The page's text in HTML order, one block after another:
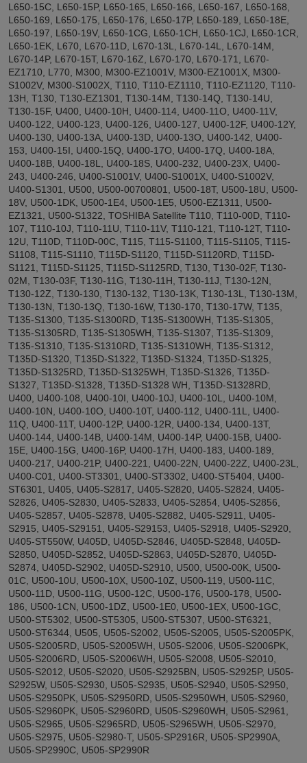
L650-15C, L650-15P, L650-165, L650-166, L650-167, L650-168,
L650-169, L650-175, L650-176, L650-17P, L650-189, L650-18E,
L650-197, L650-19V, L650-1CG, L650-1CH, L650-1CJ, L650-1CR,
L650-1EK, L670, L670-11D, L670-13L, L670-14L, L670-14M,
L670-14P, L670-15T, L670-16Z, L670-170, L670-171, L670-
EZ1710, L770, M300, M300-EZ1001V, M300-EZ1001X, M300-
S1002V, M300-S1002X, T110, T110-EZ1110, T110-EZ1120, T110-
13H, T130, T130-EZ1301, T130-14M, T130-14Q, T130-14U,
T130-15F, U400, U400-10H, U400-114, U400-11O, U400-11V,
U400-122, U400-123, U400-126, U400-127, U400-12F, U400-12Y,
U400-130, U400-13A, U400-13D, U400-13O, U400-142, U400-
153, U400-15I, U400-15Q, U400-17O, U400-17Q, U400-18A,
U400-18B, U400-18L, U400-18S, U400-232, U400-23X, U400-
243, U400-246, U400-S1001V, U400-S1001X, U400-S1002V,
U400-S1301, U500, U500-00700801, U500-18T, U500-18U, U500-
18V, U500-1DK, U500-1E4, U500-1E5, U500-EZ1311, U500-
EZ1321, U500-S1322, TOSHIBA Satellite T110, T110-00D, T110-
107, T110-10J, T110-11U, T110-11V, T110-121, T110-12T, T110-
12U, T110D, T110D-00C, T115, T115-S1100, T115-S1105, T115-
S1108, T115-S1110, T115D-S1120, T115D-S1120RD, T115D-
S1121, T115D-S1125, T115D-S1125RD, T130, T130-02F, T130-
02M, T130-03F, T130-11G, T130-11H, T130-11J, T130-12N,
T130-12Z, T130-130, T130-132, T130-13K, T130-13L, T130-13M,
T130-13N, T130-13Q, T130-16W, T130-170, T130-17W, T135,
T135-S1300, T135-S1300RD, T135-S1300WH, T135-S1305,
T135-S1305RD, T135-S1305WH, T135-S1307, T135-S1309,
T135-S1310, T135-S1310RD, T135-S1310WH, T135-S1312,
T135D-S1320, T135D-S1322, T135D-S1324, T135D-S1325,
T135D-S1325RD, T135D-S1325WH, T135D-S1326, T135D-
S1327, T135D-S1328, T135D-S1328 WH, T135D-S1328RD,
U400, U400-108, U400-10I, U400-10J, U400-10L, U400-10M,
U400-10N, U400-10O, U400-10T, U400-112, U400-11L, U400-
11Q, U400-11T, U400-12P, U400-12R, U400-134, U400-13T,
U400-144, U400-14B, U400-14M, U400-14P, U400-15B, U400-
15E, U400-15G, U400-16P, U400-17H, U400-183, U400-189,
U400-217, U400-21P, U400-221, U400-22N, U400-22Z, U400-23L,
U400-C01, U400-ST3301, U400-ST3302, U400-ST5404, U400-
ST6301, U405, U405-S2817, U405-S2820, U405-S2824, U405-
S2826, U405-S2830, U405-S2833, U405-S2854, U405-S2856,
U405-S2857, U405-S2878, U405-S2882, U405-S2911, U405-
S2915, U405-S29151, U405-S29153, U405-S2918, U405-S2920,
U405-ST550W, U405D, U405D-S2846, U405D-S2848, U405D-
S2850, U405D-S2852, U405D-S2863, U405D-S2870, U405D-
S2874, U405D-S2902, U405D-S2910, U500, U500-00K, U500-
01C, U500-10U, U500-10X, U500-10Z, U500-119, U500-11C,
U500-11D, U500-11G, U500-12C, U500-176, U500-178, U500-
186, U500-1CN, U500-1DZ, U500-1E0, U500-1EX, U500-1GC,
U500-ST5302, U500-ST5305, U500-ST5307, U500-ST6321,
U500-ST6344, U505, U505-S2002, U505-S2005, U505-S2005PK,
U505-S2005RD, U505-S2005WH, U505-S2006, U505-S2006PK,
U505-S2006RD, U505-S2006WH, U505-S2008, U505-S2010,
U505-S2012, U505-S2020, U505-S2925BN, U505-S2925P, U505-
S2925W, U505-S2930, U505-S2935, U505-S2940, U505-S2950,
U505-S2950PK, U505-S2950RD, U505-S2950WH, U505-S2960,
U505-S2960PK, U505-S2960RD, U505-S2960WH, U505-S2961,
U505-S2965, U505-S2965RD, U505-S2965WH, U505-S2970,
U505-S2975, U505-S2980-T, U505-SP2916R, U505-SP2990A,
U505-SP2990C, U505-SP2990R